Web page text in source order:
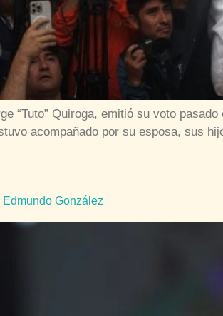
“Tuto” Quiroga, emitió su voto
acompañado por su esposa, sus
González